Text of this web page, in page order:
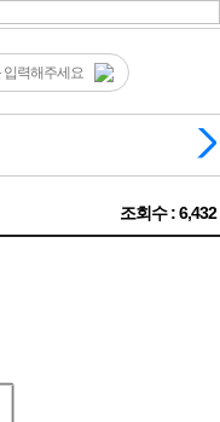
조회수 : 6,432